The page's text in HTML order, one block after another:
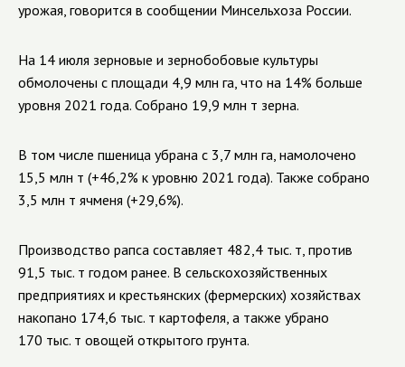
урожая, говорится в сообщении Минсельхоза России.
На 14 июля зерновые и зернобобовые культуры
обмолочены с площади 4,9 млн га, что на 14% больше
уровня 2021 года. Собрано 19,9 млн т зерна.
В том числе пшеница убрана с 3,7 млн га, намолочено
15,5 млн т (+46,2% к уровню 2021 года). Также собрано
3,5 млн т ячменя (+29,6%).
Производство рапса составляет 482,4 тыс. т, против
91,5 тыс. т годом ранее. В сельскохозяйственных
предприятиях и крестьянских (фермерских) хозяйствах
накопано 174,6 тыс. т картофеля, а также убрано
170 тыс. т овощей открытого грунта.